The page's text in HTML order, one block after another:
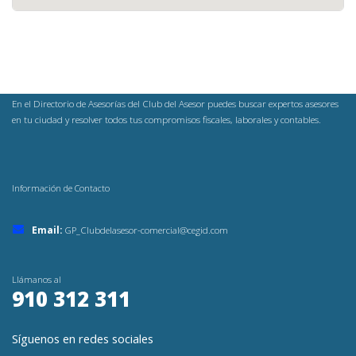
En el Directorio de Asesorías del Club del Asesor puedes buscar expertos asesores
en tu ciudad y resolver todos tus compromisos fiscales, laborales y contables.
Información de Contacto
Email: GP_Clubdelasesor-comercial@cegid.com
Llámanos al
910 312 311
Síguenos en redes sociales